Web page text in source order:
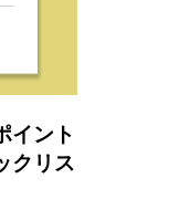
イント
クリス